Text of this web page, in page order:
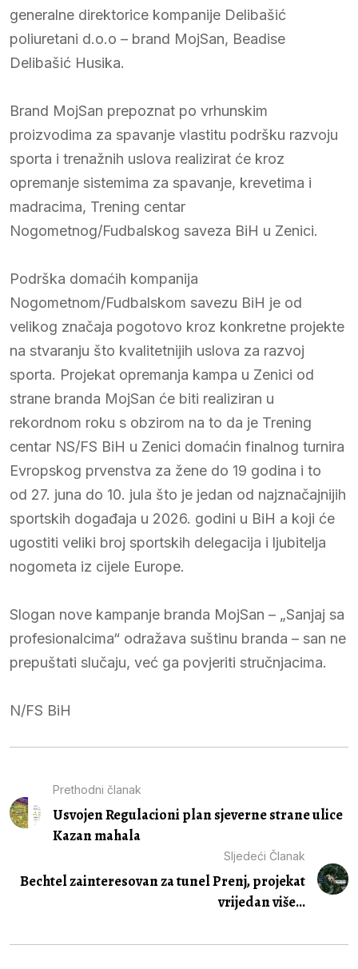
generalne direktorice kompanije Delibašić
poliuretani d.o.o – brand MojSan, Beadise
Delibašić Husika.
Brand MojSan prepoznat po vrhunskim
proizvodima za spavanje vlastitu podršku razvoju
sporta i trenažnih uslova realizirat će kroz
opremanje sistemima za spavanje, krevetima i
madracima, Trening centar
Nogometnog/Fudbalskog saveza BiH u Zenici.
Podrška domaćih kompanija
Nogometnom/Fudbalskom savezu BiH je od
velikog značaja pogotovo kroz konkretne projekte
na stvaranju što kvalitetnijih uslova za razvoj
sporta. Projekat opremanja kampa u Zenici od
strane branda MojSan će biti realiziran u
rekordnom roku s obzirom na to da je Trening
centar NS/FS BiH u Zenici domaćin finalnog turnira
Evropskog prvenstva za žene do 19 godina i to
od 27. juna do 10. jula što je jedan od najznačajnijih
sportskih događaja u 2026. godini u BiH a koji će
ugostiti veliki broj sportskih delegacija i ljubitelja
nogometa iz cijele Europe.
Slogan nove kampanje branda MojSan – „Sanjaj sa
profesionalcima“ odražava suštinu branda – san ne
prepuštati slučaju, već ga povjeriti stručnjacima.
N/FS BiH
Prethodni članak
Usvojen Regulacioni plan sjeverne strane ulice
Kazan mahala
Sljedeći Članak
Bechtel zainteresovan za tunel Prenj, projekat
vrijedan više...